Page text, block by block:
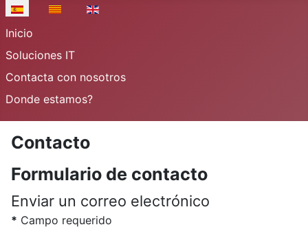
Seleccione su idioma
Inicio
Soluciones IT
Contacta con nosotros
Donde estamos?
Contacto
Formulario de contacto
Enviar un correo electrónico
* Campo requerido